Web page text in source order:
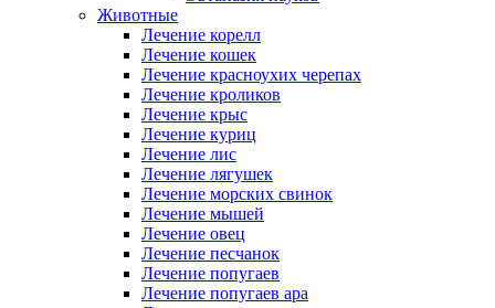
Животные
Лечение корелл
Лечение кошек
Лечение красноухих черепах
Лечение кроликов
Лечение крыс
Лечение куриц
Лечение лис
Лечение лягушек
Лечение морских свинок
Лечение мышей
Лечение овец
Лечение песчанок
Лечение попугаев
Лечение попугаев ара